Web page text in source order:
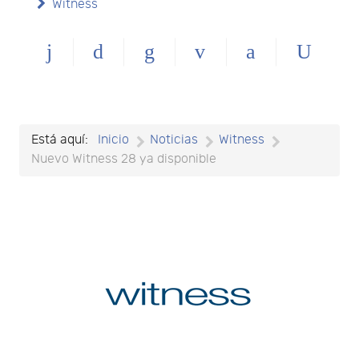
Witness
Está aquí: Inicio Noticias
Witness
Nuevo Witness 28 ya disponible